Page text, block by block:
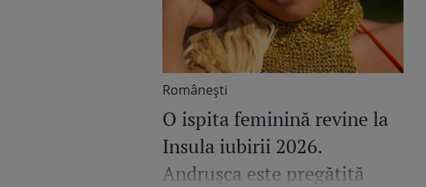
Româneşti
O ispita feminină revine la
Insula iubirii 2026.
Andrușca este pregătită